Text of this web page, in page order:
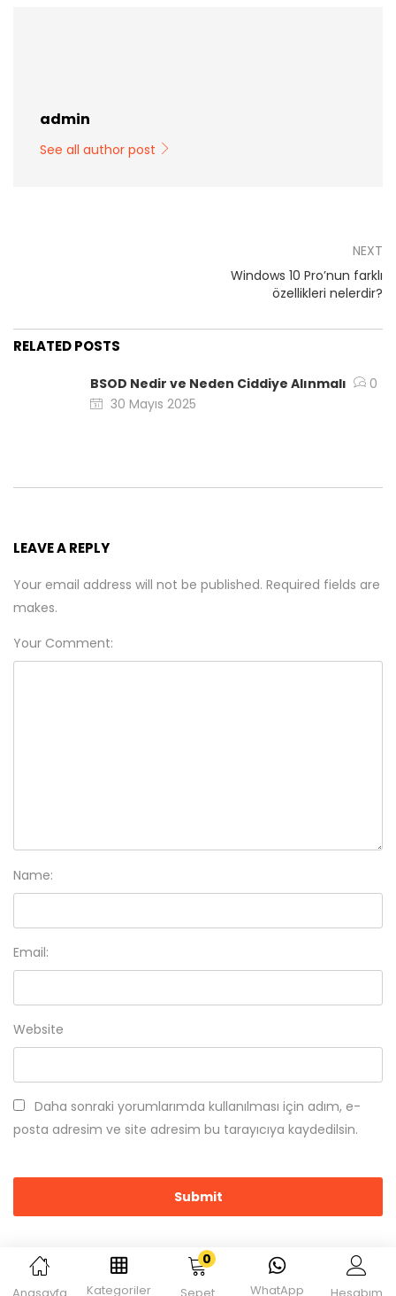
Kategoriler
0
WhatApp
admin
See all author post
NEXT
Windows 10 Pro’nun farklı
özellikleri nelerdir?
RELATED POSTS
BSOD Nedir ve Neden Ciddiye Alınmalı
0
30 Mayıs 2025
LEAVE A REPLY
Your email address will not be published. Required fields are
makes.
Your Comment:
Name:
Email:
Website
Daha sonraki yorumlarımda kullanılması için adım, e-
posta adresim ve site adresim bu tarayıcıya kaydedilsin.